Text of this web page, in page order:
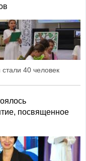
40 человек
посвященное